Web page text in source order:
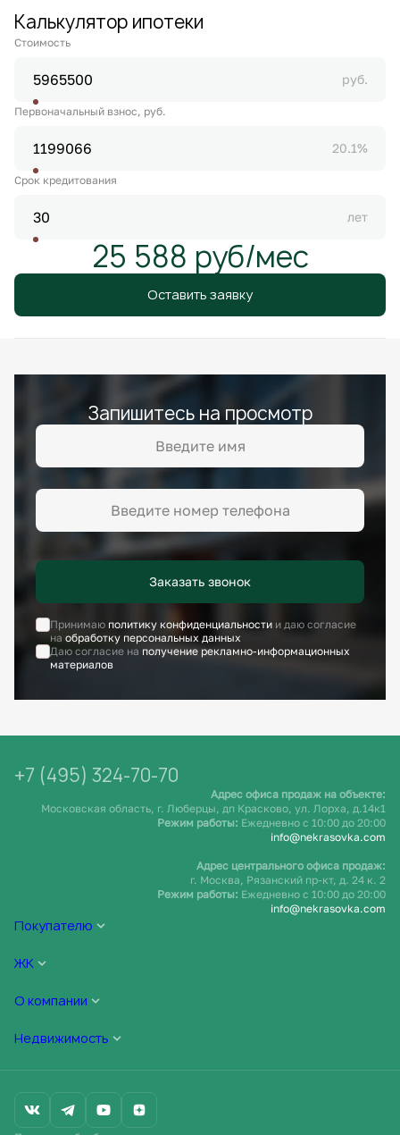
Калькулятор ипотеки
Стоимость
руб.
Первоначальный взнос, руб.
20.1%
Срок кредитования
лет
25 588 руб/мес
Оставить заявку
Запишитесь на просмотр
Заказать звонок
Принимаю политику конфиденциальностии даю согласие
на обработку персональных данных
Даю согласие на получение рекламно-информационных
материалов
Покупателю
ЖК
О компании
Недвижимость
+7 (495) 324-70-70
Адрес офиса продаж на объекте:
Московская область, г. Люберцы, дп Красково, ул. Лорха, д.14к1
Режим работы: Ежедневно c 10:00 до 20:00
info@nekrasovka.com
Адрес центрального офиса продаж:
г. Москва, Рязанский пр-кт, д. 24 к. 2
Режим работы: Ежедневно c 10:00 до 20:00
info@nekrasovka.com